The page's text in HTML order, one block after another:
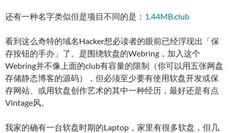
还有一种名字类似但是项目不同的是： 1.44MB.club
看到这么奇特的域名Hacker想必读者的眼前已经浮现出「保
存按钮的手办」了。是围绕软盘的Webring，加入这个
Webring并不像上面的club有容量的限制（你可以用五张网盘
存储静态博客的源码），但必须至少要有使用软盘开发或保
存网站、或用软盘创作艺术的其中一种经历，最好还是有点
Vintage风。
我家的确有一台软盘时期的Laptop，家里有很多软盘，但几